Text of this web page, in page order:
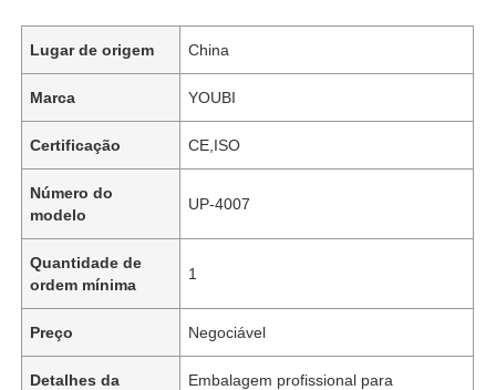
Lugar de origem China
Marca YOUBI
Certificação CE,ISO
Número do
modelo
UP-4007
Quantidade de
ordem mínima
1
Preço Negociável
Detalhes da
Embalagem profissional para